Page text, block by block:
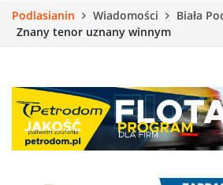
Podlasianin Wiadomości
Biała
Znany tenor uznany winnym